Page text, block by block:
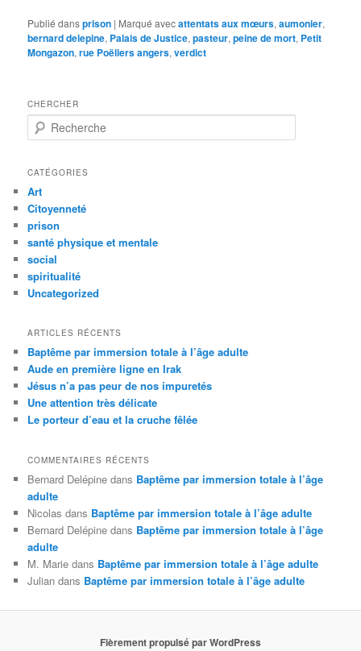
Publié dansprison | Marqué avecattentats aux mœurs,aumonier,
bernard delepine, Palais de Justice,pasteur,peine de mort, Petit
Mongazon,rue Poëliers angers,verdict
CHERCHER
e
h
r
c
h
e
CATÉGORIES
Art
Citoyenneté
prison
santé physique et mentale
social
spiritualité
Uncategorized
ARTICLES RÉCENTS
Baptême par immersion totale à l’âge adulte
Aude en première ligne en Irak
Jésus n’a pas peur de nos impuretés
Une attention très délicate
Le porteur d’eau et la cruche fêlée
COMMENTAIRES RÉCENTS
Bernard Delépine dans Baptême par immersion totale à l’âge
adulte
Nicolas dans Baptême par immersion totale à l’âge adulte
Bernard Delépine dans Baptême par immersion totale à l’âge
adulte
M. Marie dans Baptême par immersion totale à l’âge adulte
Julian dans Baptême par immersion totale à l’âge adulte
Fièrement propulsé par WordPress